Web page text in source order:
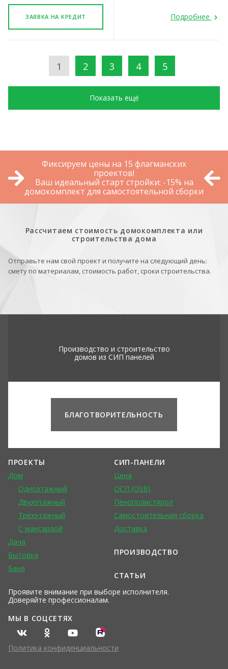
ЗАЯВКА НА КРЕДИТ Подробнее
1 2 3 4 5
Показать ещё
Фиксируем цены на 15 флагманских
проектов!
Ваш идеальный старт стройки: -15% на
домокомплект для самостоятельной сборки
Рассчитаем стоимость домокомплекта или
строительства дома
Отправьте нам свой проект и получите на следующий день:
смету по материалам, стоимость работ, сроки строительства.
Производство и строительство
домов из СИП панелей
БЛАГОТВОРИТЕЛЬНОСТЬ
ПРОЕКТЫ
Дом
Одноэтажный
Двухэтажный
Трехэтажный
С мансардой
Дача
Бытовка
Баня
Проявите внимание при выборе исполнителя.
Доверяйте профессионалам.
СИП-ПАНЕЛИ
Цена
ОСП (OSB)
Пенополистирол
Самостоятельная сборка
Доставка
ПРОИЗВОДСТВО
СТАТЬИ
МЫ В СОЦСЕТЯХ
Политика конфиденциальности